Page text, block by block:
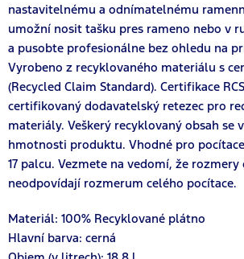
nastavitelnému a odnímatelnému
umožní nosit tašku pres rameno nebo v
a pusobte profesionálne bez ohledu na
Vyrobeno z recyklovaného materiálu s
(Recycled Claim Standard). Certifikace
certifikovaný dodavatelský retezec pro
materiály. Veškerý recyklovaný obsah se
hmotnosti produktu. Vhodné pro
17 palcu. Vezmete na vedomí, že rozmery
neodpovídají rozmerum celého pocítace.
Materiál: 100% Recyklované plátno
Hlavní barva: cerná